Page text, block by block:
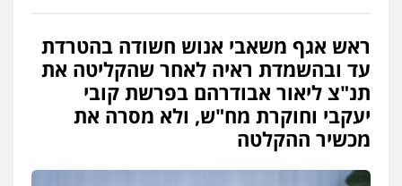
0545402829
עורך דין תמיר אלטיט
פלילי תעבורה
0545577862
ראש אגף משאבי אנוש חשודה בהטרדת
עד ובהשמדת ראיה לאחר שהקליטה את
תנ"צ ליאור אבודרהם בפרשת קובי
יעקבי וחוקרת מח"ש, ולא מסרה את
מכשיר ההקלטה